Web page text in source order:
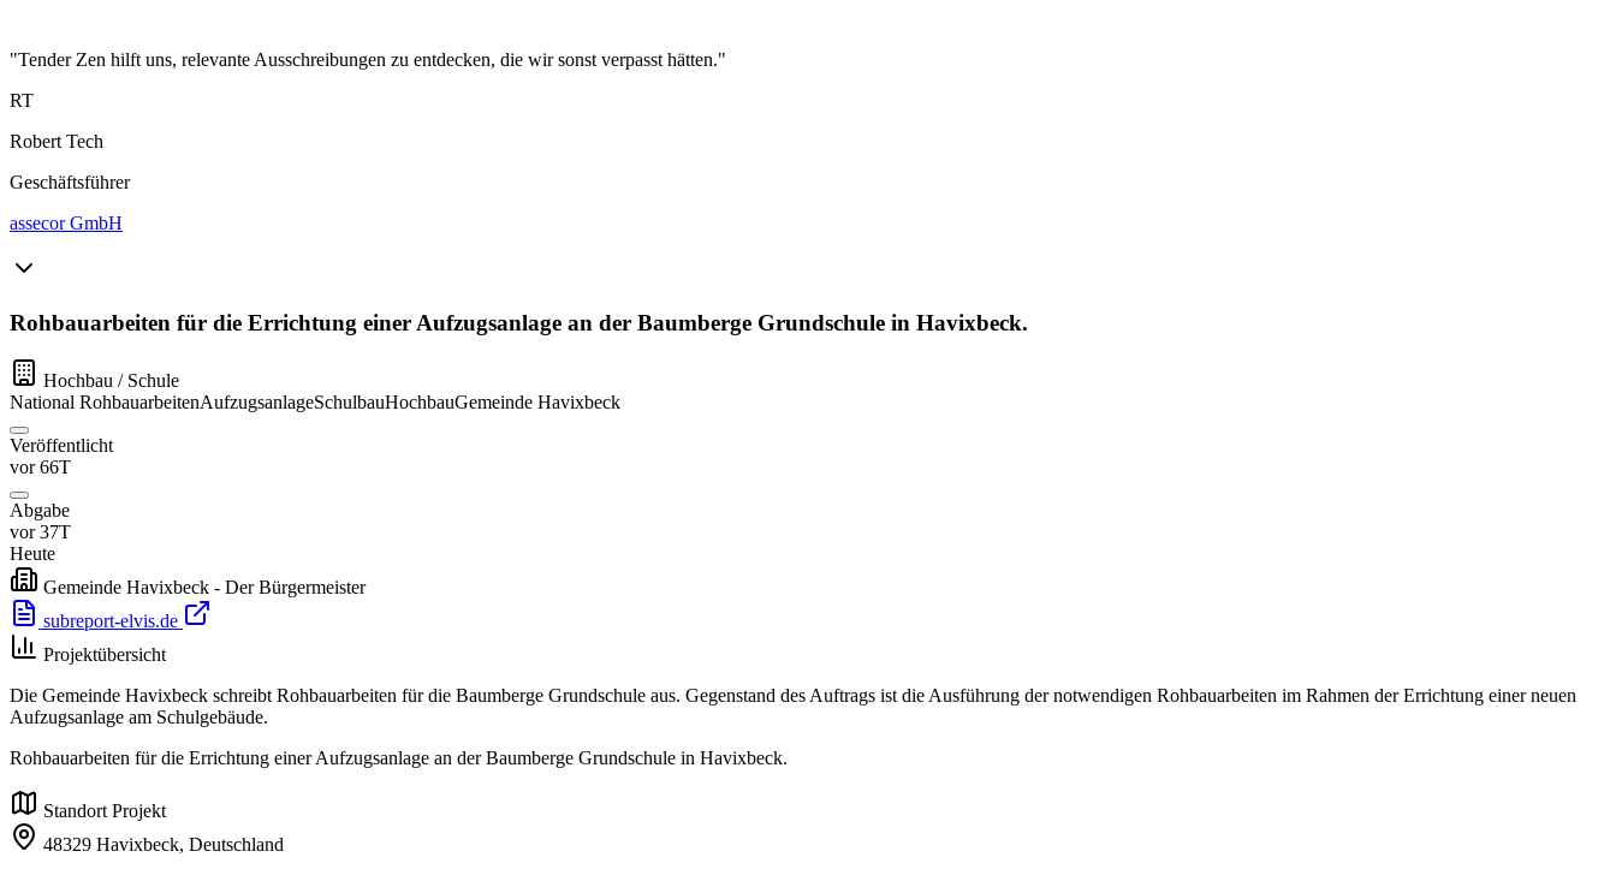
"Tender Zen hilft uns, relevante Ausschreibungen zu entdecken, die wir sonst verpasst hätten."
RT
Robert Tech
Geschäftsführer
assecor GmbH
Rohbauarbeiten für die Errichtung einer Aufzugsanlage an der Baumberge Grundschule in Havixbeck.
Hochbau / Schule
National RohbauarbeitenAufzugsanlageSchulbauHochbauGemeinde Havixbeck
Veröffentlicht
vor 66T
Abgabe
vor 37T
Heute
Gemeinde Havixbeck - Der Bürgermeister
subreport-elvis.de
Projektübersicht
Die Gemeinde Havixbeck schreibt Rohbauarbeiten für die Baumberge Grundschule aus. Gegenstand des Auftrags ist die Ausführung der notwendigen Rohbauarbeiten im Rahmen der Errichtung einer neuen
Aufzugsanlage am Schulgebäude.
Rohbauarbeiten für die Errichtung einer Aufzugsanlage an der Baumberge Grundschule in Havixbeck.
Standort Projekt
48329 Havixbeck, Deutschland